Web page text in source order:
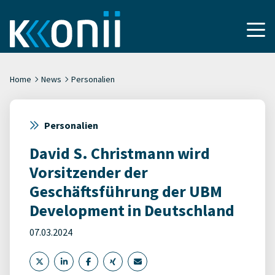
Home News Personalien
Personalien
David S. Christmann wird
Vorsitzender der
Geschäftsführung der UBM
Development in Deutschland
07.03.2024